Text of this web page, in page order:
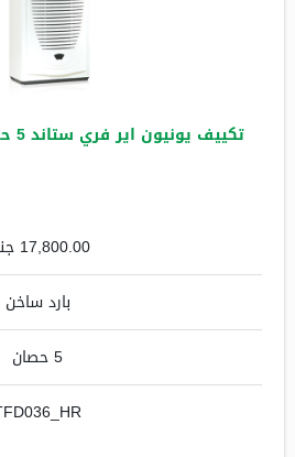
تكييف يونيون اير فري ستاند 5 حصان بارد ساخن TFD
17,800.00 جنيه
بارد ساخن
5 حصان